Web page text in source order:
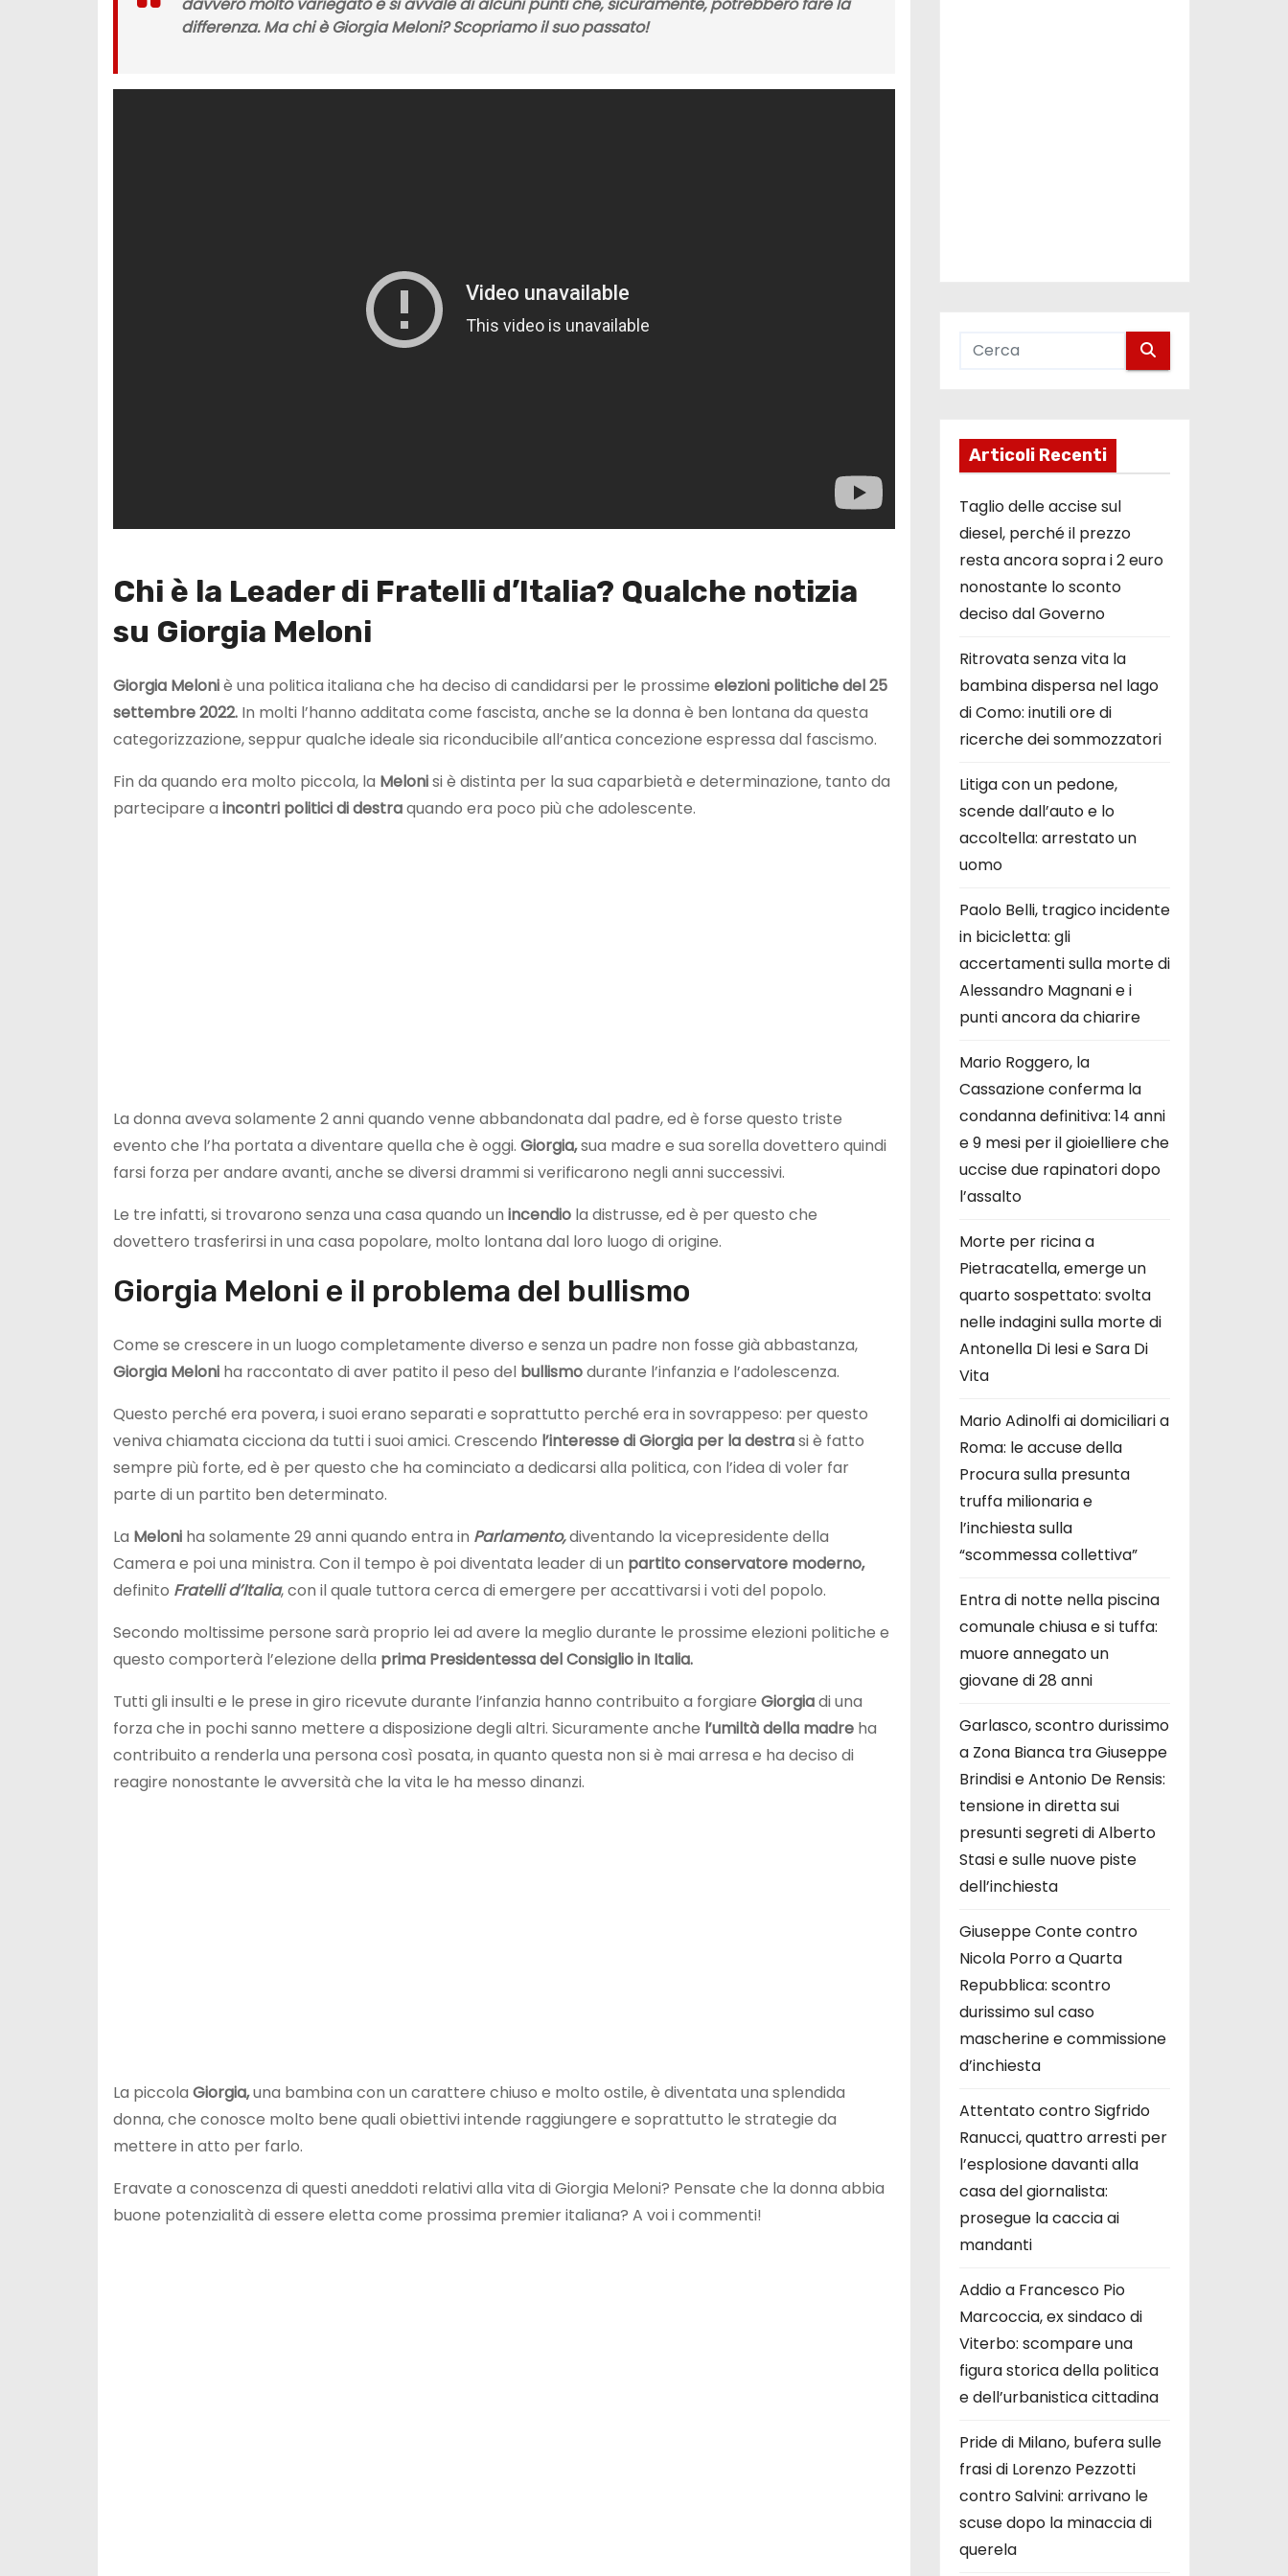
differenza. Ma chi è Giorgia Meloni? Scopriamo il suo passato!
Chi è la Leader di Fratelli d’Italia? Qualche notizia
su Giorgia Meloni
Giorgia Meloniè una politica italiana che ha deciso di candidarsi per le prossime elezioni politiche del 25
settembre 2022. In molti l’hanno additata come fascista, anche se la donna è ben lontana da questa
categorizzazione, seppur qualche ideale sia riconducibile all’antica concezione espressa dal fascismo.
Fin da quando era molto piccola, la Melonisi è distinta per la sua caparbietà e determinazione, tanto da
partecipare a incontri politici di destraquando era poco più che adolescente.
La donna aveva solamente 2 anni quando venne abbandonata dal padre, ed è forse questo triste
evento che l’ha portata a diventare quella che è oggi. Giorgia,sua madre e sua sorella dovettero quindi
farsi forza per andare avanti, anche se diversi drammi si verificarono negli anni successivi.
Le tre infatti, si trovarono senza una casa quando un incendio la distrusse, ed è per questo che
dovettero trasferirsi in una casa popolare, molto lontana dal loro luogo di origine.
Giorgia Meloni e il problema del bullismo
Come se crescere in un luogo completamente diverso e senza un padre non fosse già abbastanza,
Giorgia Meloni ha raccontato di aver patito il peso del bullismodurante l’infanzia e l’adolescenza.
Questo perché era povera, i suoi erano separati e soprattutto perché era in sovrappeso: per questo
veniva chiamata cicciona da tutti i suoi amici. Crescendo l’interesse di Giorgia per la destrasi è fatto
sempre più forte, ed è per questo che ha cominciato a dedicarsi alla politica, con l’idea di voler far
parte di un partito ben determinato.
La Meloni ha solamente 29 anni quando entra in Parlamento,diventando la vicepresidente della
Camera e poi una ministra. Con il tempo è poi diventata leader di un partito conservatore moderno,
definito Fratelli d’Italia, con il quale tuttora cerca di emergere per accattivarsi i voti del popolo.
Secondo moltissime persone sarà proprio lei ad avere la meglio durante le prossime elezioni politiche e
questo comporterà l’elezione della prima Presidentessa del Consiglio in Italia.
Tutti gli insulti e le prese in giro ricevute durante l’infanzia hanno contribuito a forgiare Giorgiadi una
forza che in pochi sanno mettere a disposizione degli altri. Sicuramente anche l’umiltà della madre ha
contribuito a renderla una persona così posata, in quanto questa non si è mai arresa e ha deciso di
reagire nonostante le avversità che la vita le ha messo dinanzi.
La piccola Giorgia,una bambina con un carattere chiuso e molto ostile, è diventata una splendida
donna, che conosce molto bene quali obiettivi intende raggiungere e soprattutto le strategie da
mettere in atto per farlo.
Eravate a conoscenza di questi aneddoti relativi alla vita di Giorgia Meloni? Pensate che la donna abbia
buone potenzialità di essere eletta come prossima premier italiana? A voi i commenti!
Articoli Recenti
Taglio delle accise sul
diesel, perché il prezzo
resta ancora sopra i 2 euro
nonostante lo sconto
deciso dal Governo
Ritrovata senza vita la
bambina dispersa nel lago
di Como: inutili ore di
ricerche dei sommozzatori
Litiga con un pedone,
scende dall’auto e lo
accoltella: arrestato un
uomo
Paolo Belli, tragico incidente
in bicicletta: gli
accertamenti sulla morte di
Alessandro Magnani e i
punti ancora da chiarire
Mario Roggero, la
Cassazione conferma la
condanna definitiva: 14 anni
e 9 mesi per il gioielliere che
uccise due rapinatori dopo
l’assalto
Morte per ricina a
Pietracatella, emerge un
quarto sospettato: svolta
nelle indagini sulla morte di
Antonella Di Iesi e Sara Di
Vita
Mario Adinolfi ai domiciliari a
Roma: le accuse della
Procura sulla presunta
truffa milionaria e
l’inchiesta sulla
“scommessa collettiva”
Entra di notte nella piscina
comunale chiusa e si tuffa:
muore annegato un
giovane di 28 anni
Garlasco, scontro durissimo
a Zona Bianca tra Giuseppe
Brindisi e Antonio De Rensis:
tensione in diretta sui
presunti segreti di Alberto
Stasi e sulle nuove piste
dell’inchiesta
Giuseppe Conte contro
Nicola Porro a Quarta
Repubblica: scontro
durissimo sul caso
mascherine e commissione
d’inchiesta
Attentato contro Sigfrido
Ranucci, quattro arresti per
l’esplosione davanti alla
casa del giornalista:
prosegue la caccia ai
mandanti
Addio a Francesco Pio
Marcoccia, ex sindaco di
Viterbo: scompare una
figura storica della politica
e dell’urbanistica cittadina
Pride di Milano, bufera sulle
frasi di Lorenzo Pezzotti
contro Salvini: arrivano le
scuse dopo la minaccia di
querela